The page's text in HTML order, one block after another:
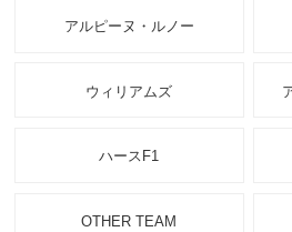
アルピーヌ・ルノー
ウィリアムズ
ハースF1
OTHER TEAM